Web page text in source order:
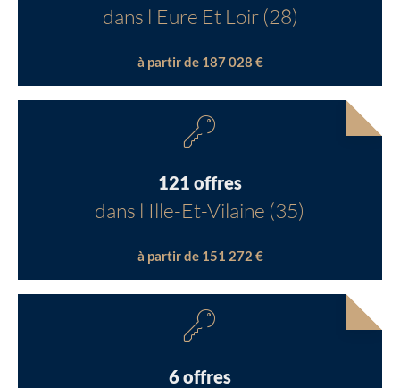
dans l'Eure Et Loir (28)
à partir de 187 028 €
121 offres
dans l'Ille-Et-Vilaine (35)
à partir de 151 272 €
6 offres